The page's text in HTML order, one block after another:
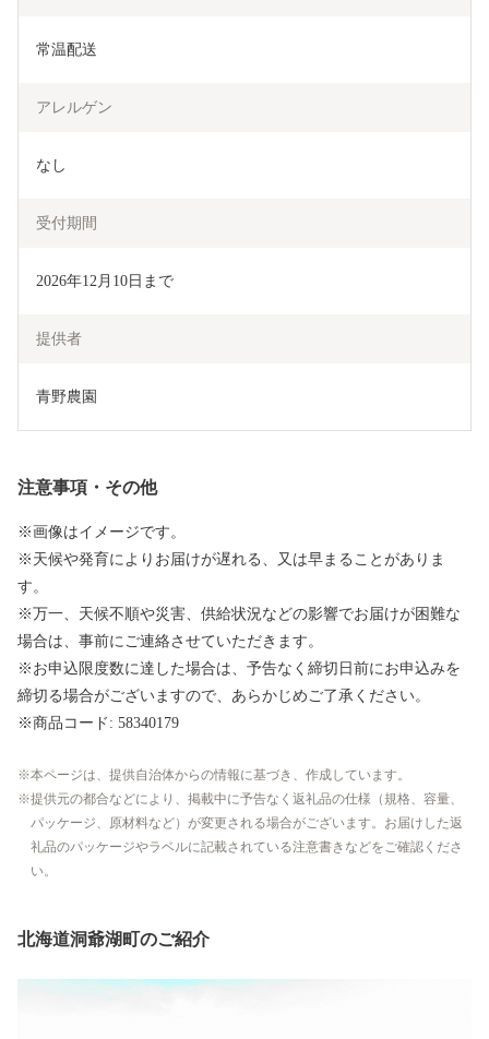
常温配送
アレルゲン
なし
受付期間
2026年12月10日まで
提供者
青野農園
注意事項・その他
※画像はイメージです。
※天候や発育によりお届けが遅れる、又は早まることがありま
す。
※万一、天候不順や災害、供給状況などの影響でお届けが困難な
場合は、事前にご連絡させていただきます。
※お申込限度数に達した場合は、予告なく締切日前にお申込みを
締切る場合がございますので、あらかじめご了承ください。
※商品コード: 58340179
本ページは、提供自治体からの情報に基づき、作成しています。
提供元の都合などにより、掲載中に予告なく返礼品の仕様（規格、容量、
パッケージ、原材料など）が変更される場合がございます。お届けした返
礼品のパッケージやラベルに記載されている注意書きなどをご確認くださ
い。
北海道洞爺湖町のご紹介